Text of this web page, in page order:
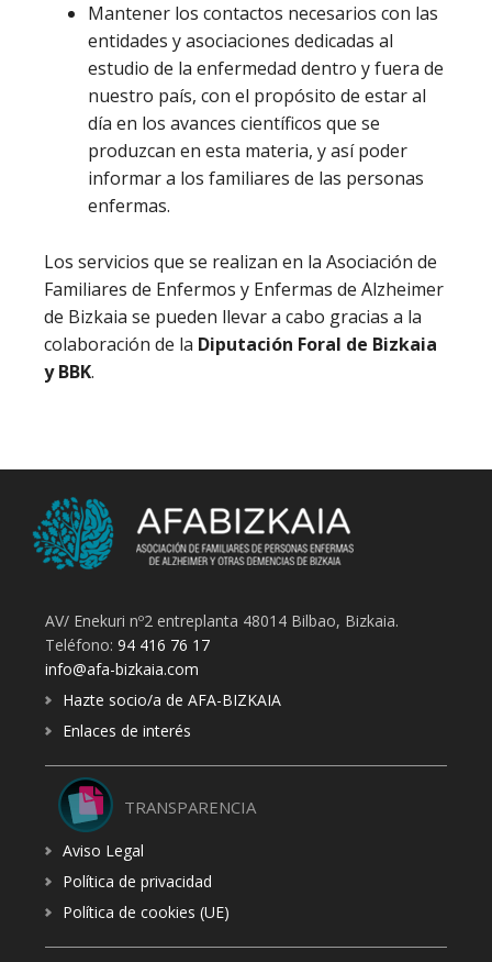
Mantener los contactos necesarios con las
entidades y asociaciones dedicadas al
estudio de la enfermedad dentro y fuera de
nuestro país, con el propósito de estar al
día en los avances científicos que se
produzcan en esta materia, y así poder
informar a los familiares de las personas
enfermas.
Los servicios que se realizan en la Asociación de
Familiares de Enfermos y Enfermas de Alzheimer
de Bizkaia se pueden llevar a cabo gracias a la
colaboración de la Diputación Foral de Bizkaia
y BBK.
AV/ Enekuri nº2 entreplanta 48014 Bilbao, Bizkaia.
Teléfono: 94 416 76 17
info@afa-bizkaia.com
Hazte socio/a de AFA-BIZKAIA
Enlaces de interés
TRANSPARENCIA
Aviso Legal
Política de privacidad
Política de cookies (UE)